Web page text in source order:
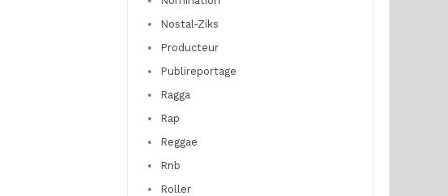
Nostal-Ziks
Producteur
Publireportage
Ragga
Rap
Reggae
Rnb
Roller